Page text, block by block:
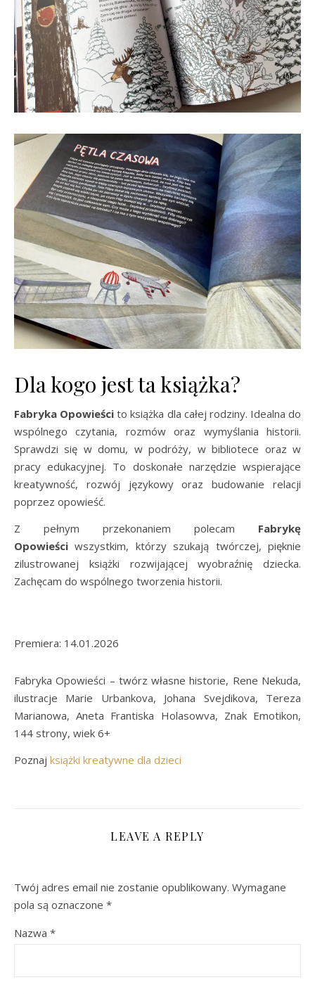
Dla kogo jest ta książka?
Fabryka Opowieści to książka dla całej rodziny. Idealna do
wspólnego czytania, rozmów oraz wymyślania historii.
Sprawdzi się w domu, w podróży, w bibliotece oraz w
pracy edukacyjnej. To doskonałe narzędzie wspierające
kreatywność, rozwój językowy oraz budowanie relacji
poprzez opowieść.
Z pełnym przekonaniem polecam Fabrykę
Opowieściwszystkim, którzy szukają twórczej, pięknie
zilustrowanej książki rozwijającej wyobraźnię dziecka.
Zachęcam do wspólnego tworzenia historii.
Premiera: 14.01.2026
Fabryka Opowieści – twórz własne historie, Rene Nekuda,
ilustracje Marie Urbankova, Johana Svejdikova, Tereza
Marianowa, Aneta Frantiska Holasowva, Znak Emotikon,
144 strony, wiek 6+
Poznaj książki kreatywne dla dzieci
LEAVE A REPLY
Twój adres email nie zostanie opublikowany. Wymagane
pola są oznaczone *
Nazwa *